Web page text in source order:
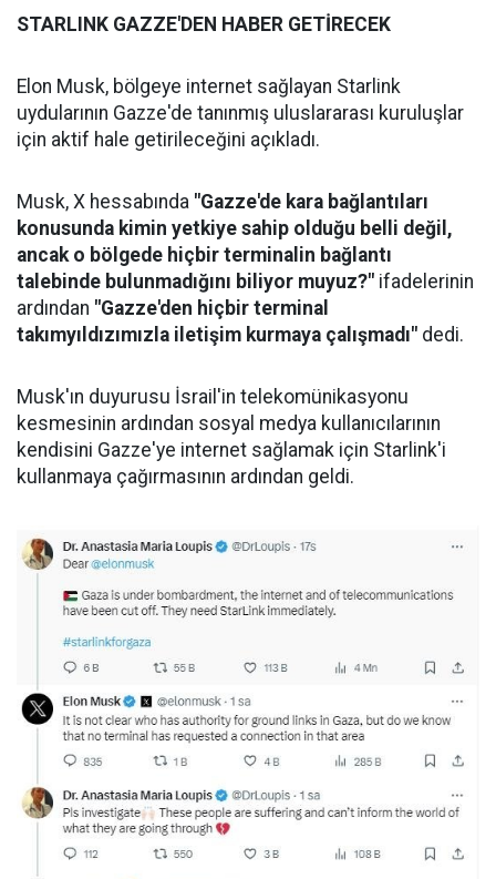
STARLINK GAZZE'DEN HABER GETİRECEK
Elon Musk, bölgeye internet sağlayan Starlink
uydularının Gazze'de tanınmış uluslararası kuruluşlar
için aktif hale getirileceğini açıkladı.
Musk, X hessabında "Gazze'de kara bağlantıları
konusunda kimin yetkiye sahip olduğu belli değil,
ancak o bölgede hiçbir terminalin bağlantı
talebinde bulunmadığını biliyor muyuz?" ifadelerinin
ardından "Gazze'den hiçbir terminal
takımyıldızımızla iletişim kurmaya çalışmadı" dedi.
Musk'ın duyurusu İsrail'in telekomünikasyonu
kesmesinin ardından sosyal medya kullanıcılarının
kendisini Gazze'ye internet sağlamak için Starlink'i
kullanmaya çağırmasının ardından geldi.